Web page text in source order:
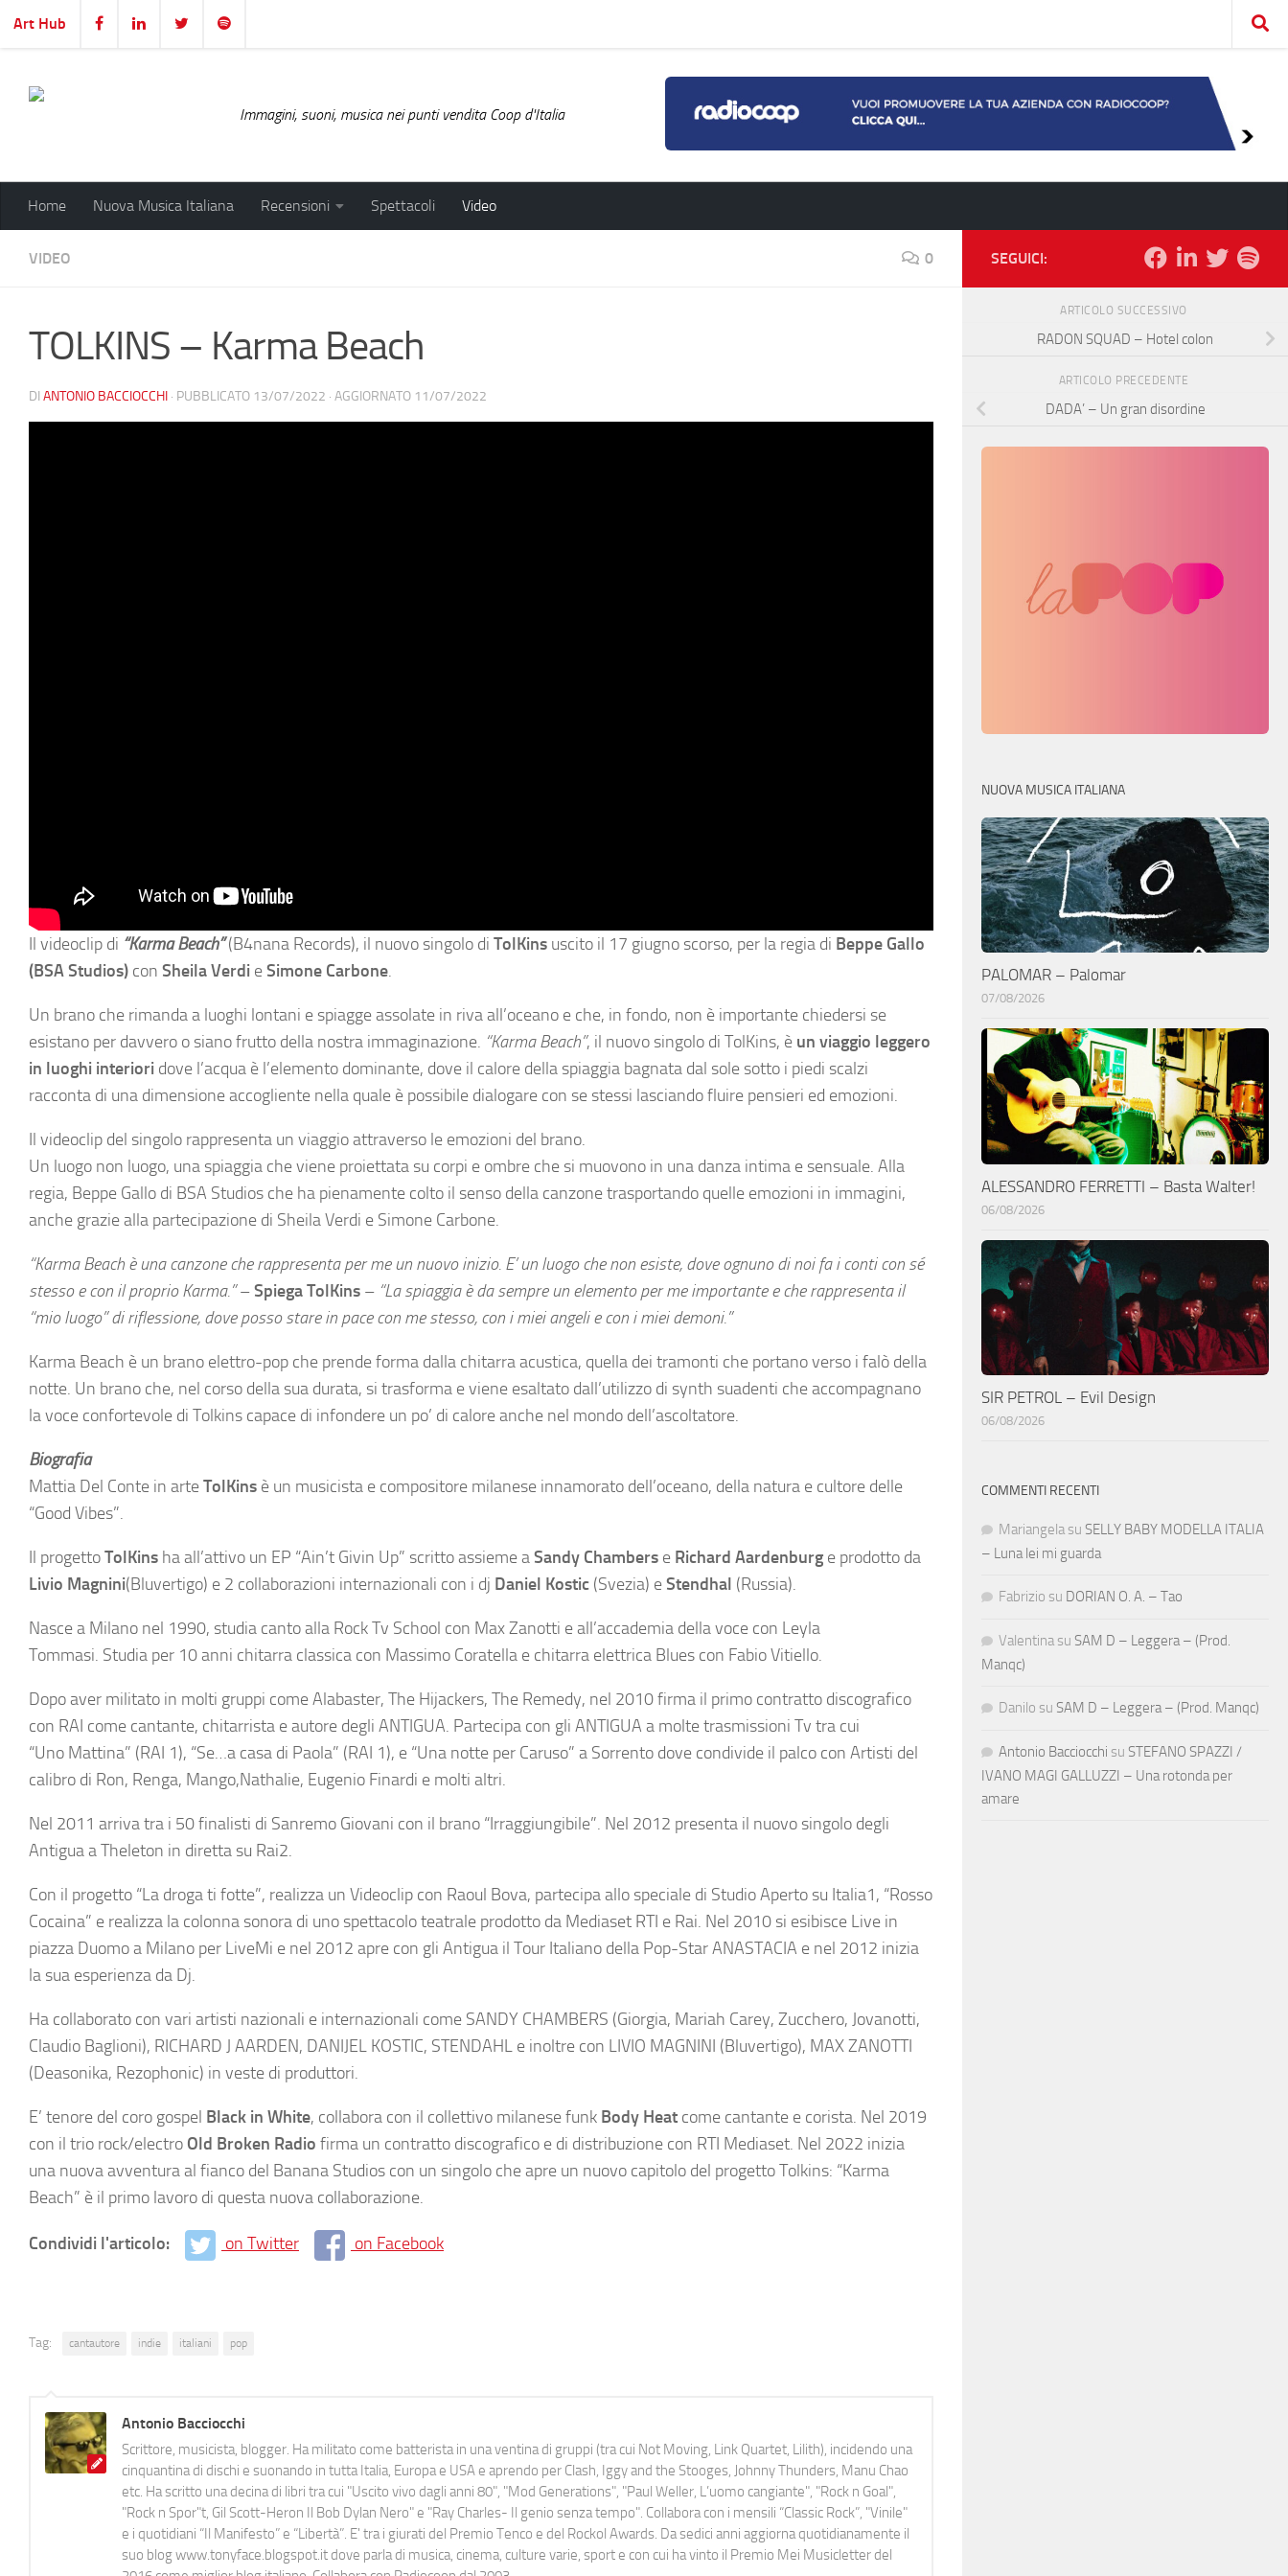
Salta al contenuto
Art Hub
Immagini, suoni, musica nei punti vendita Coop d'Italia
Home Nuova Musica Italiana Recensioni Spettacoli Video
VIDEO 0
TOLKINS – Karma Beach
DI ANTONIO BACCIOCCHI · PUBBLICATO 13/07/2022 · AGGIORNATO 11/07/2022
Il videoclip di “Karma Beach”(B4nana Records), il nuovo singolo di TolKins uscito il 17 giugno scorso, per la regia di Beppe Gallo
(BSA Studios) con Sheila Verdi eSimone Carbone.
Un brano che rimanda a luoghi lontani e spiagge assolate in riva all’oceano e che, in fondo, non è importante chiedersi se
esistano per davvero o siano frutto della nostra immaginazione. “Karma Beach”, il nuovo singolo di TolKins, è un viaggio leggero
in luoghi interiori dove l’acqua è l’elemento dominante, dove il calore della spiaggia bagnata dal sole sotto i piedi scalzi
racconta di una dimensione accogliente nella quale è possibile dialogare con se stessi lasciando fluire pensieri ed emozioni.
Il videoclip del singolo rappresenta un viaggio attraverso le emozioni del brano.
Un luogo non luogo, una spiaggia che viene proiettata su corpi e ombre che si muovono in una danza intima e sensuale. Alla
regia, Beppe Gallo di BSA Studios che ha pienamente colto il senso della canzone trasportando quelle emozioni in immagini,
anche grazie alla partecipazione di Sheila Verdi e Simone Carbone.
“Karma Beach è una canzone che rappresenta per me un nuovo inizio. E’ un luogo che non esiste, dove ognuno di noi fa i conti con sé
stesso e con il proprio Karma.”–Spiega TolKins – “La spiaggia è da sempre un elemento per me importante e che rappresenta il
“mio luogo” di riflessione, dove posso stare in pace con me stesso, con i miei angeli e con i miei demoni.”
Karma Beach è un brano elettro-pop che prende forma dalla chitarra acustica, quella dei tramonti che portano verso i falò della
notte. Un brano che, nel corso della sua durata, si trasforma e viene esaltato dall’utilizzo di synth suadenti che accompagnano
la voce confortevole di Tolkins capace di infondere un po’ di calore anche nel mondo dell’ascoltatore.
Biografia
Mattia Del Conte in arteTolKins è un musicista e compositore milanese innamorato dell’oceano, della natura e cultore delle
“Good Vibes”.
Il progettoTolKins ha all’attivo un EP “Ain’t Givin Up” scritto assieme aSandy Chambers e Richard Aardenburg e prodotto da
Livio Magnini(Bluvertigo) e 2 collaborazioni internazionali con i dj Daniel Kostic (Svezia) eStendhal (Russia).
Nasce a Milano nel 1990, studia canto alla Rock Tv School con Max Zanotti e all’accademia della voce con Leyla
Tommasi. Studia per 10 anni chitarra classica con Massimo Coratella e chitarra elettrica Blues con Fabio Vitiello.
Dopo aver militato in molti gruppi come Alabaster, The Hijackers, The Remedy, nel 2010 firma il primo contratto discografico
con RAI come cantante, chitarrista e autore degli ANTIGUA. Partecipa con gli ANTIGUA a molte trasmissioni Tv tra cui
“Uno Mattina” (RAI 1), “Se…a casa di Paola” (RAI 1), e “Una notte per Caruso” a Sorrento dove condivide il palco con Artisti del
calibro di Ron, Renga, Mango,Nathalie, Eugenio Finardi e molti altri.
Nel 2011 arriva tra i 50 finalisti di Sanremo Giovani con il brano “Irraggiungibile”. Nel 2012 presenta il nuovo singolo degli
Antigua a Theleton in diretta su Rai2.
Con il progetto “La droga ti fotte”, realizza un Videoclip con Raoul Bova, partecipa allo speciale di Studio Aperto su Italia1, “Rosso
Cocaina” e realizza la colonna sonora di uno spettacolo teatrale prodotto da Mediaset RTI e Rai. Nel 2010 si esibisce Live in
piazza Duomo a Milano per LiveMi e nel 2012 apre con gli Antigua il Tour Italiano della Pop-Star ANASTACIA e nel 2012 inizia
la sua esperienza da Dj.
Ha collaborato con vari artisti nazionali e internazionali come SANDY CHAMBERS (Giorgia, Mariah Carey, Zucchero, Jovanotti,
Claudio Baglioni), RICHARD J AARDEN, DANIJEL KOSTIC, STENDAHL e inoltre con LIVIO MAGNINI (Bluvertigo), MAX ZANOTTI
(Deasonika, Rezophonic) in veste di produttori.
E’ tenore del coro gospel Black in White, collabora con il collettivo milanese funk Body Heat come cantante e corista. Nel 2019
con il trio rock/electro Old Broken Radio firma un contratto discografico e di distribuzione con RTI Mediaset. Nel 2022 inizia
una nuova avventura al fianco del Banana Studios con un singolo che apre un nuovo capitolo del progetto Tolkins: “Karma
Beach” è il primo lavoro di questa nuova collaborazione.
Condividi l'articolo: on Twitter on Facebook
Tag: cantautore indie italiani pop
Antonio Bacciocchi
Scrittore, musicista, blogger. Ha militato come batterista in una ventina di gruppi (tra cui Not Moving, Link Quartet, Lilith), incidendo una
cinquantina di dischi e suonando in tutta Italia, Europa e USA e aprendo per Clash, Iggy and the Stooges, Johnny Thunders, Manu Chao
etc. Ha scritto una decina di libri tra cui "Uscito vivo dagli anni 80", "Mod Generations", "Paul Weller, L’uomo cangiante", "Rock n Goal",
"Rock n Spor"t, Gil Scott-Heron Il Bob Dylan Nero" e "Ray Charles- Il genio senza tempo". Collabora con i mensili “Classic Rock”, "Vinile"
e i quotidiani “Il Manifesto” e “Libertà”. E' tra i giurati del Premio Tenco e del Rockol Awards. Da sedici anni aggiorna quotidianamente il
suo blog www.tonyface.blogspot.it dove parla di musica, cinema, culture varie, sport e con cui ha vinto il Premio Mei Musicletter del
SEGUICI:
ARTICOLO SUCCESSIVO
RADON SQUAD – Hotel colon
ARTICOLO PRECEDENTE
DADA’ – Un gran disordine
NUOVA MUSICA ITALIANA
PALOMAR – Palomar
07/08/2026
ALESSANDRO FERRETTI – Basta Walter!
06/08/2026
SIR PETROL – Evil Design
06/08/2026
COMMENTI RECENTI
Mariangela su SELLY BABY MODELLA ITALIA
– Luna lei mi guarda
Fabrizio su DORIAN O. A. – Tao
Valentina su SAM D – Leggera – (Prod.
Manqc)
Danilo su SAM D – Leggera – (Prod. Manqc)
Antonio Bacciocchi su STEFANO SPAZZI /
IVANO MAGI GALLUZZI – Una rotonda per
amare